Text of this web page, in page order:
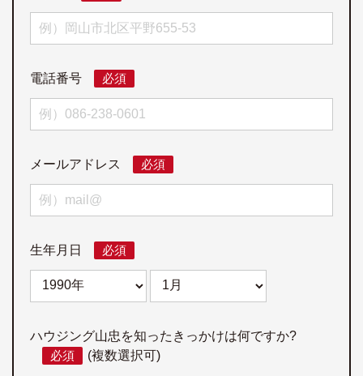
電話番号 必須
メールアドレス 必須
生年月日 必須
ハウジング山忠を知ったきっかけは何ですか?
必須
(複数選択可)